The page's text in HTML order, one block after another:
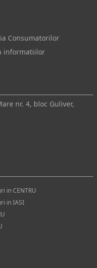
Consumatorilor
informatiilor
nr. 4, bloc Guliver,
in CENTRU
in IASI